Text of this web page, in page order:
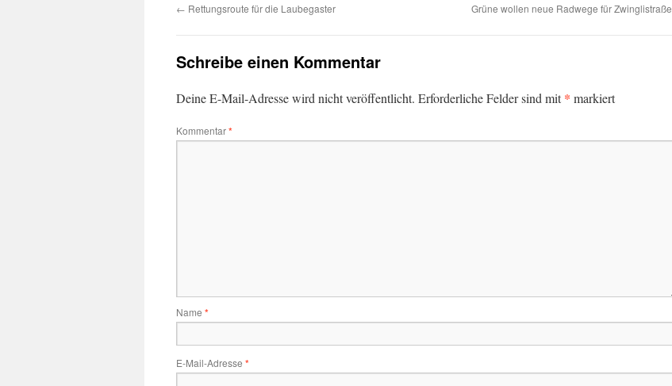
← Rettungsroute für die Laubegaster Grüne wollen neue Radwege für Zwinglistraße
Schreibe einen Kommentar
Deine E-Mail-Adresse wird nicht veröffentlicht. Erforderliche Felder sind mit* markiert
Kommentar*
Name *
E-Mail-Adresse *